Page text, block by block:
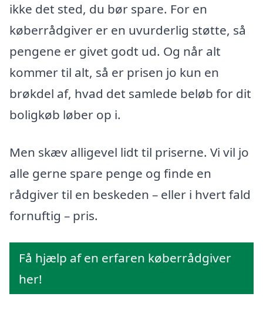
ikke det sted, du bør spare. For en
køberrådgiver er en uvurderlig støtte, så
pengene er givet godt ud. Og når alt
kommer til alt, så er prisen jo kun en
brøkdel af, hvad det samlede beløb for dit
boligkøb løber op i.
Men skæv alligevel lidt til priserne. Vi vil jo
alle gerne spare penge og finde en
rådgiver til en beskeden – eller i hvert fald
fornuftig – pris.
Få hjælp af en erfaren køberrådgiver
her!